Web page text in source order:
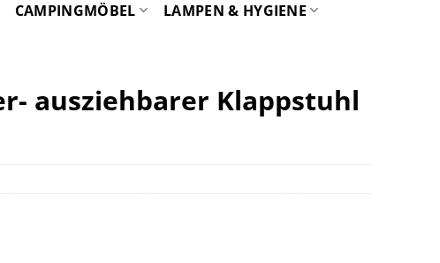
CAMPINGMÖBEL LAMPEN & HYGIENE
ausziehbarer Klappstuhl